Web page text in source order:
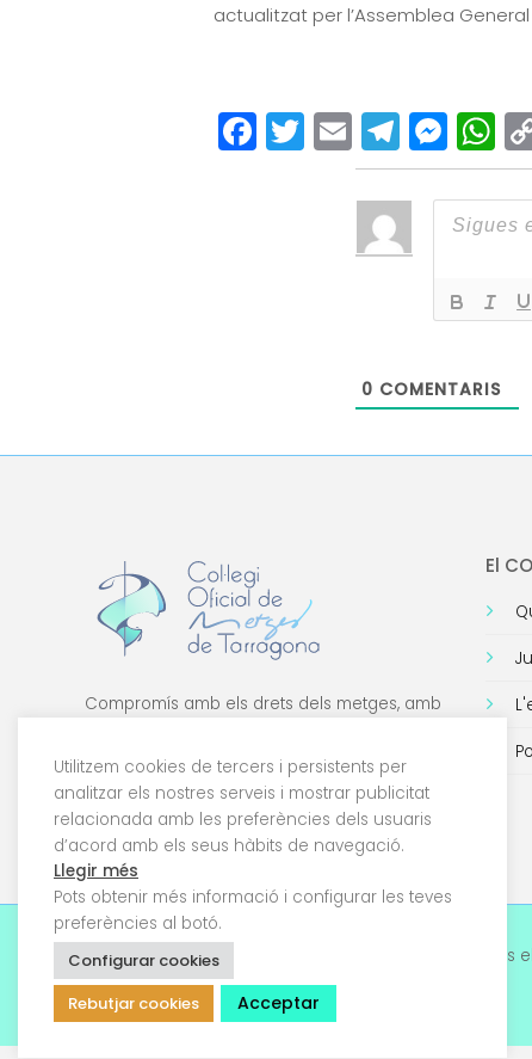
actualitzat per l’Assemblea
Facebook
Twitter
Email
0 COMENTARIS
Compromís amb els drets dels metges, amb
El
© 2026 Col·legi Oficial de Metges de Tarragona. Tots
drets reservats
Utilitzem cookies de tercers i persistents per
analitzar els nostres serveis i mostrar publicitat
relacionada amb les preferències dels usuaris
d’acord amb els seus hàbits de navegació.
Llegir més
Pots obtenir més informació i configurar les teves
preferències al botó.
Configurar cookies
Rebutjar cookies
Acceptar